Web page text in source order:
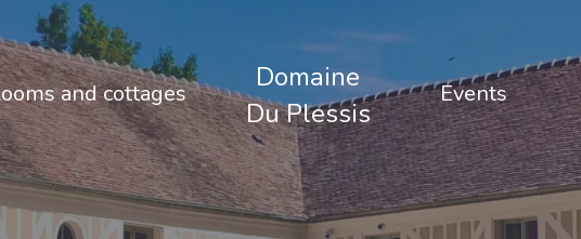
and cottages
Domaine
Du Plessis
Events